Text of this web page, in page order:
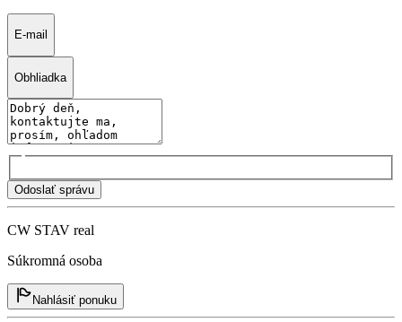
E-mail
Obhliadka
Odoslať správu
CW STAV real
Súkromná osoba
Nahlásiť ponuku